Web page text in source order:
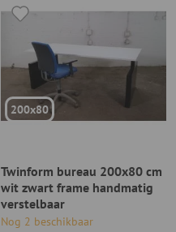
200x80
Twinform bureau 200x80 cm
wit zwart frame handmatig
verstelbaar
Nog 2 beschikbaar